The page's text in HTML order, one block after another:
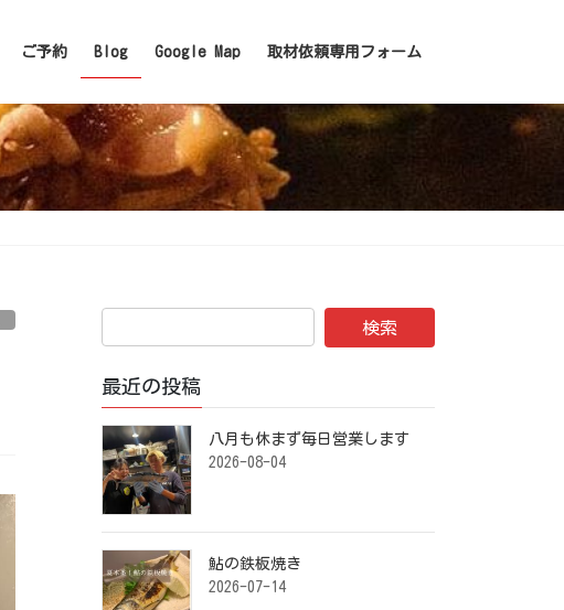
ご予約 Blog Google Map 取材依頼専用フォーム
最近の投稿
八月も休まず毎日営業します️ ⁡
2026-08-04
鮎の鉄板焼き ⁡
2026-07-14